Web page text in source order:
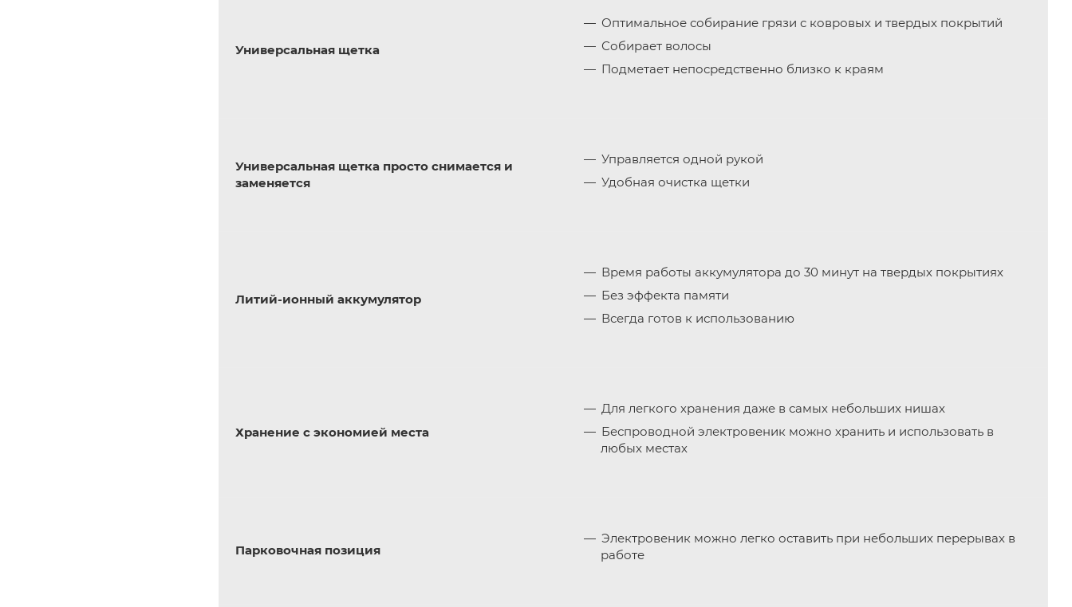
Универсальная щетка
Оптимальное собирание грязи с ковровых и твердых покрытий
Собирает волосы
Подметает непосредственно близко к краям
Универсальная щетка просто снимается и
заменяется
Управляется одной рукой
Удобная очистка щетки
Литий-ионный аккумулятор
Время работы аккумулятора до 30 минут на твердых покрытиях
Без эффекта памяти
Всегда готов к использованию
Хранение с экономией места
Для легкого хранения даже в самых небольших нишах
Беспроводной электровеник можно хранить и использовать в
любых местах
Парковочная позиция
Электровеник можно легко оставить при небольших перерывах в
работе